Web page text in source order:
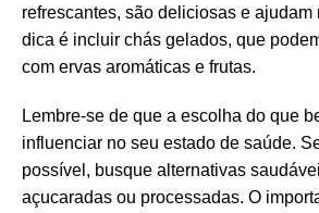
refrescantes, são deliciosas e ajudam
dica é incluir chás gelados, que
com ervas aromáticas e frutas.
Lembre-se de que a escolha do que
influenciar no seu estado de saúde.
possível, busque alternativas
açucaradas ou processadas. O